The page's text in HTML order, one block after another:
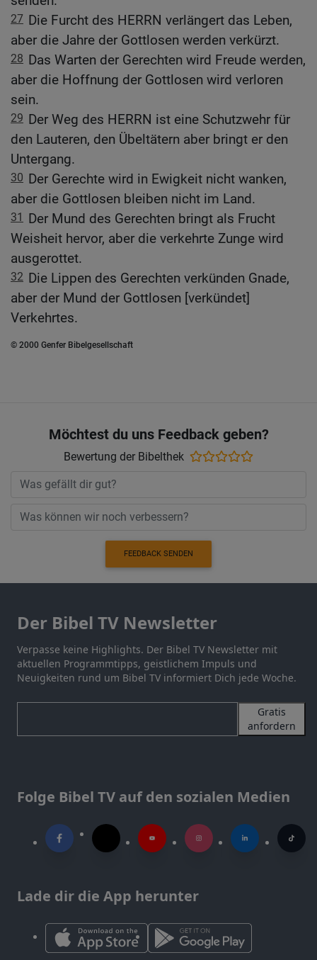
27 Die Furcht des HERRN verlängert das Leben,
aber die Jahre der Gottlosen werden verkürzt.
28 Das Warten der Gerechten wird Freude werden,
aber die Hoffnung der Gottlosen wird verloren
sein.
29 Der Weg des HERRN ist eine Schutzwehr für
den Lauteren, den Übeltätern aber bringt er den
Untergang.
30 Der Gerechte wird in Ewigkeit nicht wanken,
aber die Gottlosen bleiben nicht im Land.
31
Der Mund des Gerechten bringt als Frucht
Weisheit hervor, aber die verkehrte Zunge wird
ausgerottet.
32 Die Lippen des Gerechten verkünden Gnade,
aber der Mund der Gottlosen [verkündet]
Verkehrtes.
© 2000 Genfer Bibelgesellschaft
Möchtest du uns Feedback geben?
Bewertung der Bibelthek
FEEDBACK SENDEN
Der Bibel TV Newsletter
Verpasse keine Highlights. Der Bibel TV Newsletter mit
aktuellen Programmtipps, geistlichem Impuls und
Neuigkeiten rund um Bibel TV informiert Dich jede Woche.
Gratis
anfordern
Folge Bibel TV auf den sozialen Medien
Lade dir die App herunter